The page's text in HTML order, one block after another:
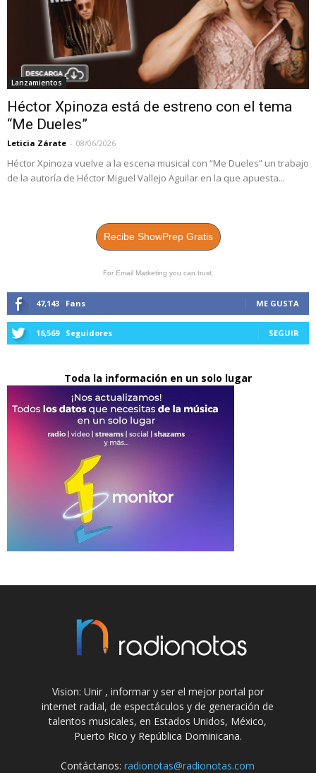
Lanzamientos
Héctor Xpinoza está de estreno con el tema
“Me Dueles”
Leticia Zárate - 08/06/2026
Héctor Xpinoza vuelve a la escena musical con “Me Dueles” un trabajo
de la autoría de Héctor Miguel Vallejo Aguilar en la que apuesta...
Recibe ShowPrep Gratis
For Email Marketing you can trust.
47,143 Fans ME GUSTA
16,569 Seguidores SEGUIR
Toda la información en un solo lugar
Vision: Unir , informar y ser el mejor portal por
internet radial, de espectáculos y de generación de
talentos musicales, en Estados Unidos, México,
Puerto Rico y República Dominicana.
Contáctanos:radionotas@radionotas.com